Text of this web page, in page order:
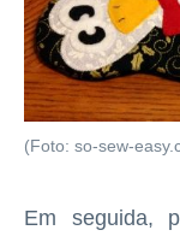
(Foto: so-sew-
Em seguida,